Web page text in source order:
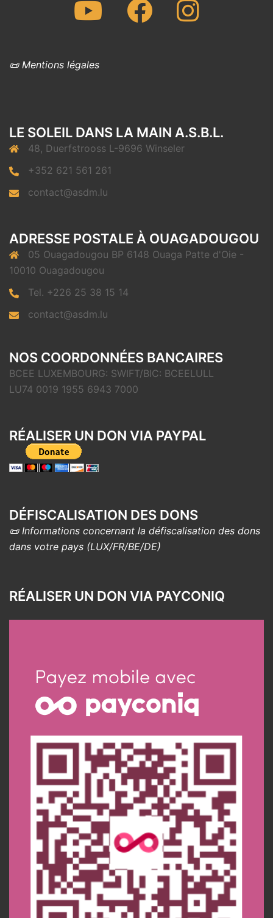
📜 Mentions légales
LE SOLEIL DANS LA MAIN A.S.B.L.
48, Duerfstrooss L-9696 Winseler
+352 621 561 261
contact@asdm.lu
ADRESSE POSTALE À OUAGADOUGOU
05 Ouagadougou BP 6148 Ouaga Patte d'Oie -
10010 Ouagadougou
Tel. +226 25 38 15 14
contact@asdm.lu
NOS COORDONNÉES BANCAIRES
BCEE LUXEMBOURG: SWIFT/BIC: BCEELULL
LU74 0019 1955 6943 7000
RÉALISER UN DON VIA PAYPAL
DÉFISCALISATION DES DONS
📜 Informations concernant la défiscalisation des dons
dans votre pays (LUX/FR/BE/DE)
RÉALISER UN DON VIA PAYCONIQ